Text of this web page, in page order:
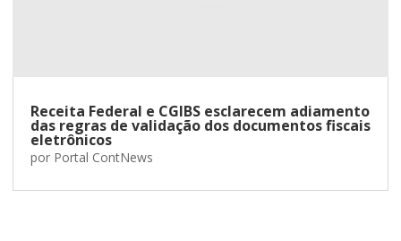
Receita Federal e CGIBS esclarecem adiamento
das regras de validação dos documentos fiscais
eletrônicos
por Portal ContNews